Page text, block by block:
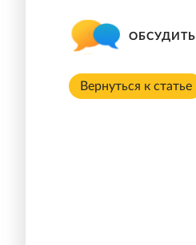
ОБСУДИТЬ
Вернуться к статье